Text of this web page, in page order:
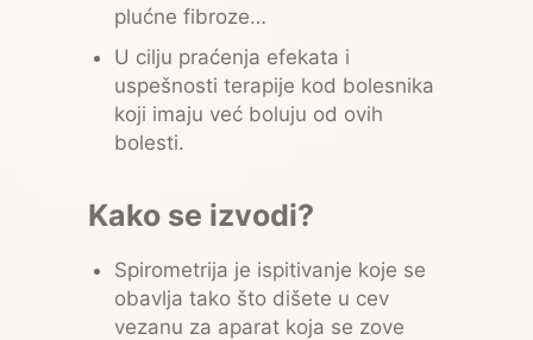
plućne fibroze…
U cilju praćenja efekata i
uspešnosti terapije kod bolesnika
koji imaju već boluju od ovih
bolesti.
Kako se izvodi?
Spirometrija je ispitivanje koje se
obavlja tako što dišete u cev
vezanu za aparat koja se zove